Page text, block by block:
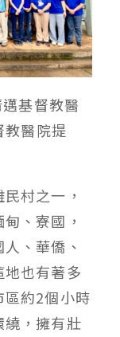
基督教醫
教醫院提
村之一，
、寮國，
、華僑、
也有著多
約2個小時
，擁有壯